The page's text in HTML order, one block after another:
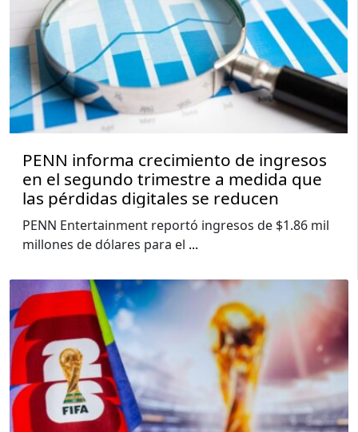
PENN informa crecimiento de ingresos
en el segundo trimestre a medida que
las pérdidas digitales se reducen
PENN Entertainment reportó ingresos de $1.86 mil
millones de dólares para el ...